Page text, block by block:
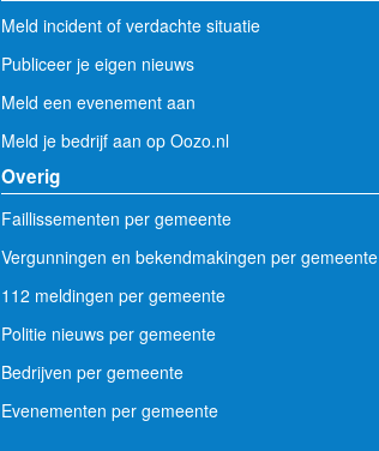
Meld incident of verdachte situatie
Publiceer je eigen nieuws
Meld een evenement aan
Meld je bedrijf aan op Oozo.nl
Overig
Faillissementen per gemeente
Vergunningen en bekendmakingen per gemeente
112 meldingen per gemeente
Politie nieuws per gemeente
Bedrijven per gemeente
Evenementen per gemeente